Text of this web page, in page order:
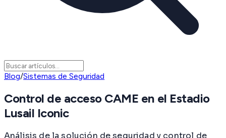
Blog/Sistemas de Seguridad
Control de acceso CAME en el Estadio
Lusail Iconic
Análisis de la solución de seguridad y control de